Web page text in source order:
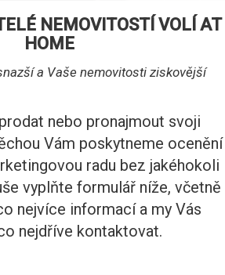
NEMOVITOSTÍ VOLÍ AT
HOME
a Vaše nemovitosti ziskovější
nebo pronajmout svoji
Vám poskytneme ocenění
radu bez jakéhokoli
vyplňte formulář níže, včetně
nejvíce informací a my Vás
nejdříve kontaktovat.